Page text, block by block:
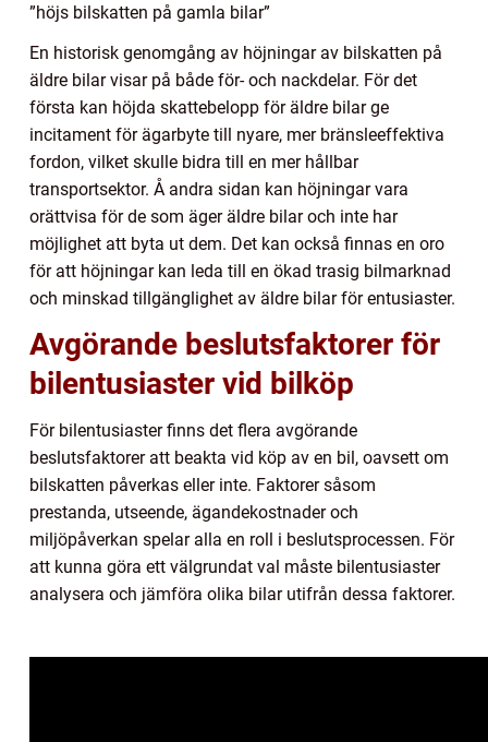
”höjs bilskatten på gamla bilar”
En historisk genomgång av höjningar av bilskatten på
äldre bilar visar på både för- och nackdelar. För det
första kan höjda skattebelopp för äldre bilar ge
incitament för ägarbyte till nyare, mer bränsleeffektiva
fordon, vilket skulle bidra till en mer hållbar
transportsektor. Å andra sidan kan höjningar vara
orättvisa för de som äger äldre bilar och inte har
möjlighet att byta ut dem. Det kan också finnas en oro
för att höjningar kan leda till en ökad trasig bilmarknad
och minskad tillgänglighet av äldre bilar för entusiaster.
Avgörande beslutsfaktorer för
bilentusiaster vid bilköp
För bilentusiaster finns det flera avgörande
beslutsfaktorer att beakta vid köp av en bil, oavsett om
bilskatten påverkas eller inte. Faktorer såsom
prestanda, utseende, ägandekostnader och
miljöpåverkan spelar alla en roll i beslutsprocessen. För
att kunna göra ett välgrundat val måste bilentusiaster
analysera och jämföra olika bilar utifrån dessa faktorer.